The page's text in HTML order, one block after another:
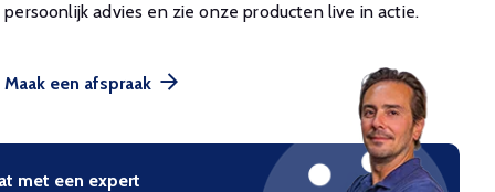
persoonlijk advies en zie onze producten live in actie.
Maak een afspraak
met een expert